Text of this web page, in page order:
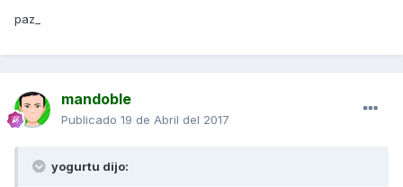
paz_
mandoble
Publicado 19 de Abril del 2017
yogurtu dijo: